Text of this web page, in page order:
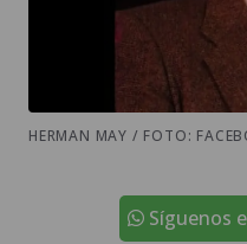
HERMAN MAY / FOTO:
Síguenos